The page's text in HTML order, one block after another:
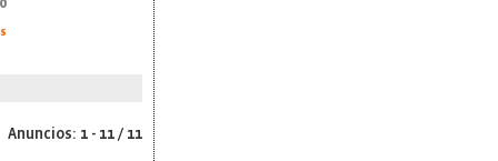
Anuncios: 1 - 11 / 11